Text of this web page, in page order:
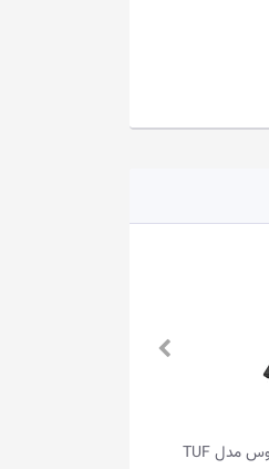
لپ تاپ گیمینگ 16.0 اینچ ایسوس مدل 天选